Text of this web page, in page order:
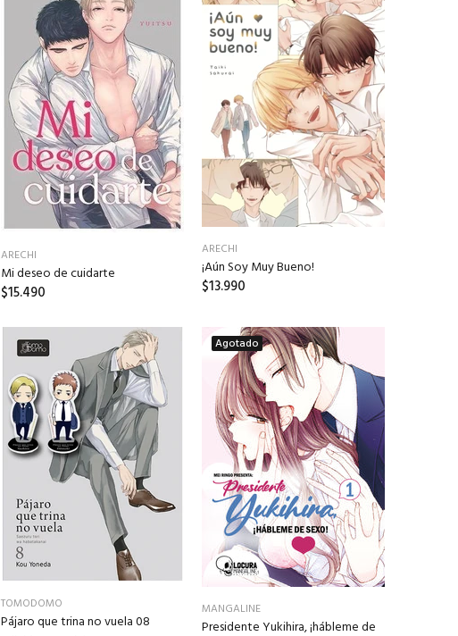
ARECHI
Mi deseo de cuidarte
$15.490
ARECHI
¡Aún Soy Muy Bueno!
$13.990
TOMODOMO
Pájaro que trina no vuela 08
Agotado
MANGALINE
Presidente Yukihira, ¡hábleme de